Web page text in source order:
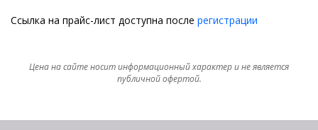
Ссылка на прайс-лист доступна после регистрации
Цена на сайте носит информационный характер и не является
публичной офертой.